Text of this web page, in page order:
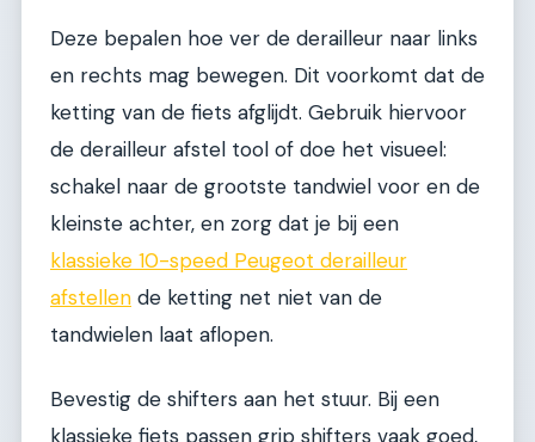
Deze bepalen hoe ver de derailleur naar links
en rechts mag bewegen. Dit voorkomt dat de
ketting van de fiets afglijdt. Gebruik hiervoor
de derailleur afstel tool of doe het visueel:
schakel naar de grootste tandwiel voor en de
kleinste achter, en zorg dat je bij een
klassieke 10-speed Peugeot derailleur
afstellen de ketting net niet van de
tandwielen laat aflopen.
Bevestig de shifters aan het stuur. Bij een
klassieke fiets passen grip shifters vaak goed,